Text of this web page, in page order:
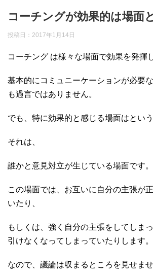
コーチングが効果的は場面
投稿日： 2017年1月14日
コーチング は様々な場面で効果を発揮
基本的にコミュニーケーションが必要
も過言ではありません。
でも、特に効果的と感じる場面はという
それは、
誰かと意見対立が生じている場面です。
この場面では、お互いに自分の主張が
いたり、
もしくは、強く自分の主張をしてしま
引けなくなってしまっていたりします。
なので、議論は収まるところを見せませ